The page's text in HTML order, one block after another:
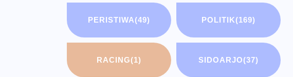
PERISTIWA(49) POLITIK(169)
RACING(1) SIDOARJO(37)